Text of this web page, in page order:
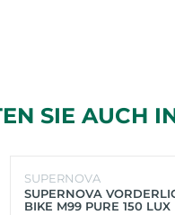
SIE AUCH
SUPERNOVA
SUPERNOVA
BIKE M99 PURE 150 LUX